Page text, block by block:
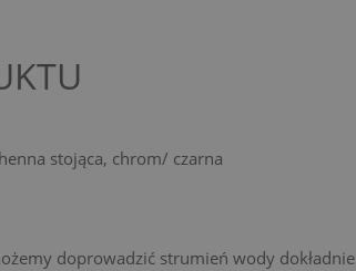
stojąca, chrom/ czarna
doprowadzić strumień wody dokładnie